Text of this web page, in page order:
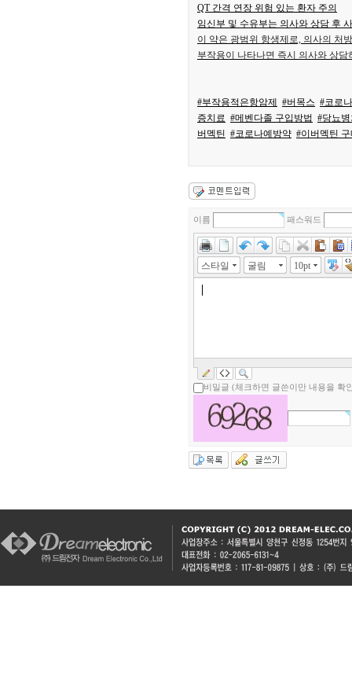
QT 간격 연장 위험 있는 환자 주의
임신부 및 수유부는 의사와 상담 후
이 약은 광범위 항생제로, 의사의 처
부작용이 나타나면 즉시 의사와 상담
#부작용적은항암제 #버목스 #코로
증치료 #메벤다졸 구입방법 #당뇨
버멕틴 #코로나예방약 #이버멕틴
이름 패스워드
스타일 굴림 10pt
비밀글 (체크하면 글쓴이만 내용을 확